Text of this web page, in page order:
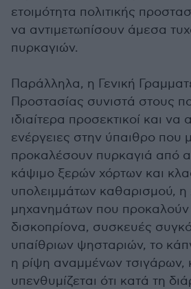
ετοιμότητα πολιτικής
να αντιμετωπίσουν άμεσα
πυρκαγιών.
Παράλληλα, η Γενική
Προστασίας συνιστά στους
ιδιαίτερα προσεκτικοί και
ενέργειες στην ύπαιθρο που
προκαλέσουν πυρκαγιά από
κάψιμο ξερών χόρτων και
υπολειμμάτων καθαρισμού, η
μηχανημάτων που
δισκοπρίονα, συσκευές
υπαίθριων ψησταριών, το
η ρίψη αναμμένων τσιγάρων,
υπενθυμίζεται ότι κατά τη